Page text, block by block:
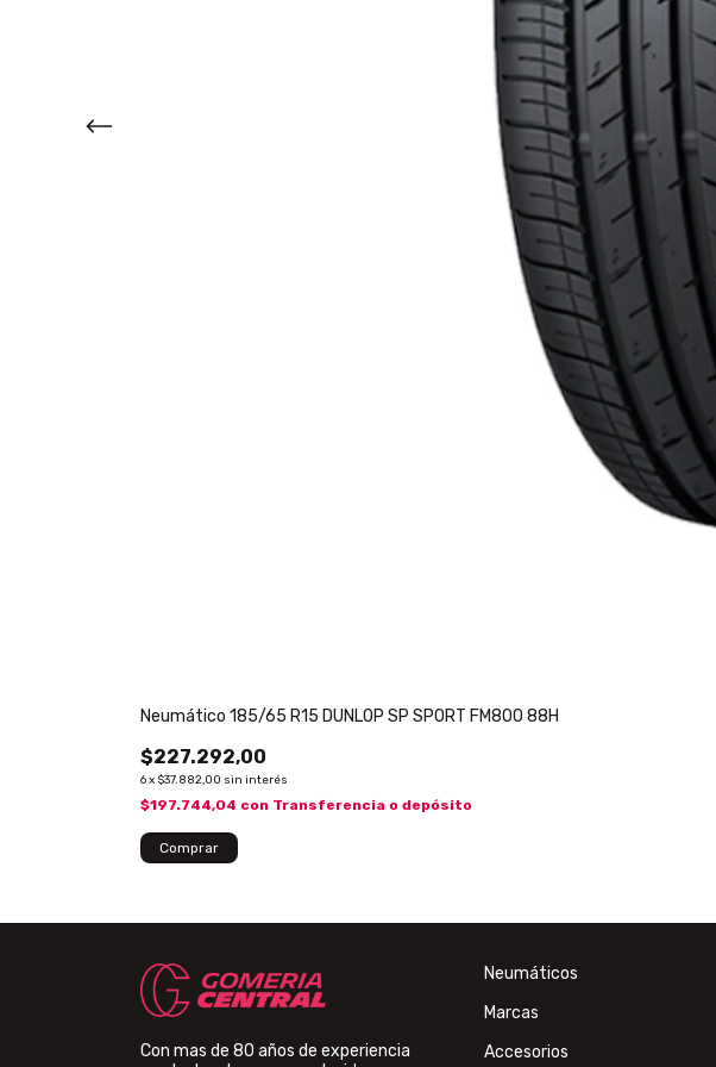
Neumático 185/65 R15 DUNLOP SP SPORT FM800 88H
$227.292,00
6x $37.882,00 sin interés
$197.744,04 con Transferencia o depósito
Comprar
Con mas de 80 años de experiencia
Neumáticos
Marcas
Accesorios